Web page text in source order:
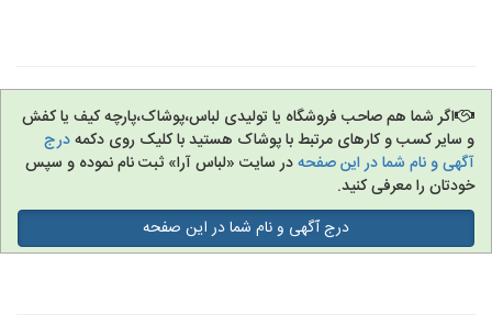
اگر شما هم صاحب فروشگاه یا تولیدی لباس،پوشاک،پارچه کیف یا کفش
و سایر کسب و کارهای مرتبط با پوشاک هستید با کلیک روی دکمهدرج
آگهی و نام شما در این صفحهدر سایت «لباس آرا» ثبت نام نموده و سپس
خودتان را معرفی کنید.
درج آگهی و نام شما در این صفحه